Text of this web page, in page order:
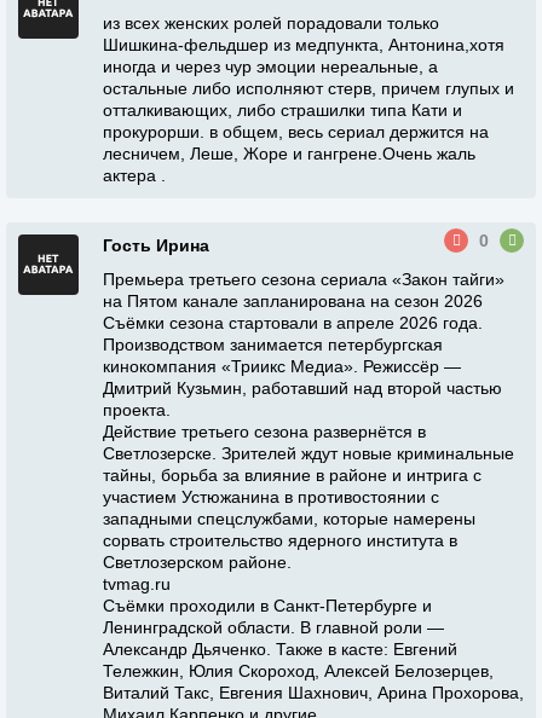
из всех женских ролей порадовали только
Шишкина-фельдшер из медпункта, Антонина,хотя
иногда и через чур эмоции нереальные, а
остальные либо исполняют стерв, причем глупых и
отталкивающих, либо страшилки типа Кати и
прокурорши. в общем, весь сериал держится на
лесничем, Леше, Жоре и гангрене.Очень жаль
актера .
Гость Ирина
0
Премьера третьего сезона сериала «Закон тайги»
на Пятом канале запланирована на сезон 2026
Съёмки сезона стартовали в апреле 2026 года.
Производством занимается петербургская
кинокомпания «Триикс Медиа». Режиссёр —
Дмитрий Кузьмин, работавший над второй частью
проекта.
Действие третьего сезона развернётся в
Светлозерске. Зрителей ждут новые криминальные
тайны, борьба за влияние в районе и интрига с
участием Устюжанина в противостоянии с
западными спецслужбами, которые намерены
сорвать строительство ядерного института в
Светлозерском районе.
tvmag.ru
Съёмки проходили в Санкт-Петербурге и
Ленинградской области. В главной роли —
Александр Дьяченко. Также в касте: Евгений
Тележкин, Юлия Скороход, Алексей Белозерцев,
Виталий Такс, Евгения Шахнович, Арина Прохорова,